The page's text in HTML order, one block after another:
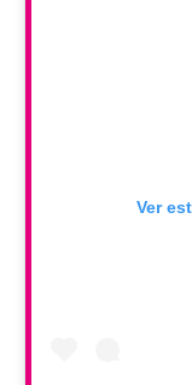
Ver